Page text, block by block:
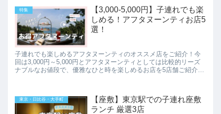
特集
【3,000-5,000円】子連れでも楽
しめる！アフタヌーンティお店5
選！
子連れでも楽しめるアフタヌーンティのオススメ店をご紹介！今
回は3,000円～5,000円とアフタヌーンティとしては比較的リーズ
ナブルなお値段で、優雅なひと時を楽しめるお店を5店舗ご紹介し
東京・日比谷・大手町
【座敷】東京駅での子連れ座敷
ランチ 厳選3店